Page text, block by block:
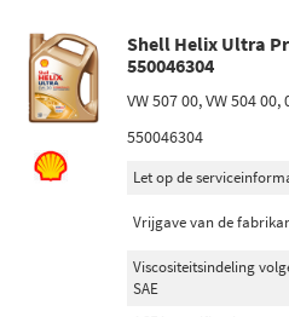
Shell Helix Ultra
550046304
VW 507 00, VW 504
550046304
Let op de
Vrijgave van de
Viscositeitsindeling
SAE